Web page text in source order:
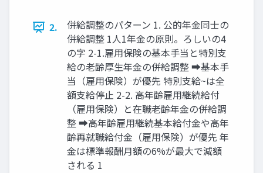
2.
併給調整のパターン 1. 公的年金同士の
併給調整 1人1年金の原則。ろしいの4
の字 2-1.雇用保険の基本手当と特別支
給の老齢厚生年金の併給調整 ➡基本手
当（雇用保険）が優先 特別支給~は全
額支給停止 2-2. 高年齢雇用継続給付
（雇用保険）と在職老齢年金の併給調
整 ➡高年齢雇用継続基本給付金や高年
齢再就職給付金（雇用保険）が優先 年
金は標準報酬月額の6%が最大で減額
される 1